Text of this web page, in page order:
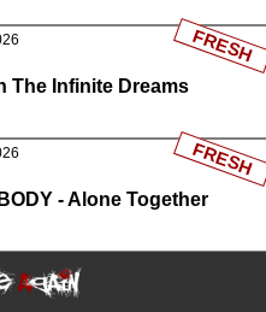
The Infinite Dreams
FRESH
- Alone Together
FRESH